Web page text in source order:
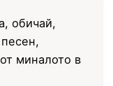
обичай,
миналото в